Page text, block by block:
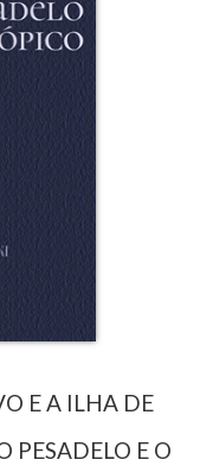
E A ILHA DE
PESADELO E O